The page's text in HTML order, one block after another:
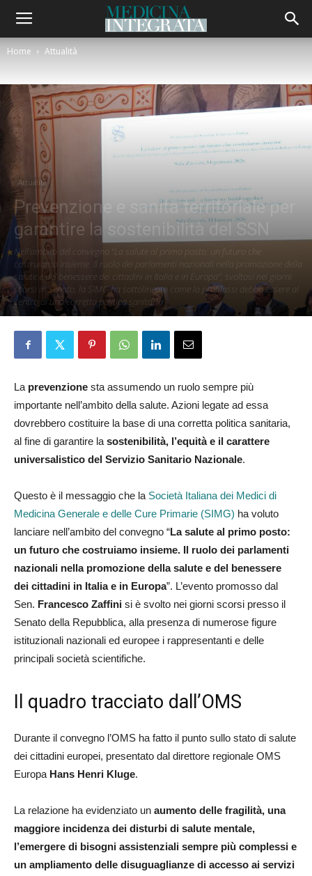
Home Attualità
Attualità
Prevenzione e sanità territoriale per
garantire la sostenibilità del SSN
Nell’ambito del convegno “La salute al primo posto: un futuro che
costruiamo insieme. Il ruolo dei parlamenti nazionali nella promozione della
salute e del benessere dei cittadini in Italia e in Europa”, svoltosi nei giorni
scorsi in Senato, la SIMG ha sottolineato come la profilassi debba essere al
centro di una corretta politica sanitaria
La prevenzione sta assumendo un ruolo sempre più
importante nell’ambito della salute. Azioni legate ad essa
dovrebbero costituire la base di una corretta politica sanitaria,
al fine di garantire la sostenibilità, l’equità e il carattere
universalistico del Servizio Sanitario Nazionale.
Questo è il messaggio che la Società Italiana dei Medici di
Medicina Generale e delle Cure Primarie (SIMG) ha voluto
lanciare nell’ambito del convegno “La salute al primo posto:
un futuro che costruiamo insieme. Il ruolo dei parlamenti
nazionali nella promozione della salute e del benessere
dei cittadini in Italia e in Europa”. L’evento promosso dal
Sen. Francesco Zaffini si è svolto nei giorni scorsi presso il
Senato della Repubblica, alla presenza di numerose figure
istituzionali nazionali ed europee i rappresentanti e delle
principali società scientifiche.
Il quadro tracciato dall’OMS
Durante il convegno l’OMS ha fatto il punto sullo stato di salute
dei cittadini europei, presentato dal direttore regionale OMS
Europa Hans Henri Kluge.
La relazione ha evidenziato un aumento delle fragilità, una
maggiore incidenza dei disturbi di salute mentale,
l’emergere di bisogni assistenziali sempre più complessi e
un ampliamento delle disuguaglianze di accesso ai servizi